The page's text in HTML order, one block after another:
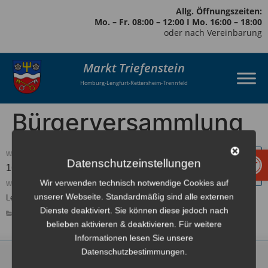
Allg. Öffnungszeiten:
Mo. – Fr. 08:00 – 12:00 I Mo. 16:00 – 18:00
oder nach Vereinbarung
Markt Triefenstein
Homburg-Lengfurt-Rettersheim-Trennfeld
Bürgerversammlung
WANN:
16. Juni 2026 um 19:00Europe/Berlin Zeitzone
WO:
Lengfurt, Saalbau
GEMEINDERAT
Datenschutzeinstellungen
Wir verwenden technisch notwendige Cookies auf
unserer Webseite. Standardmäßig sind alle externen
Dienste deaktiviert. Sie können diese jedoch nach
belieben aktivieren & deaktivieren. Für weitere
Informationen lesen Sie unsere
Datenschutzbestimmungen.